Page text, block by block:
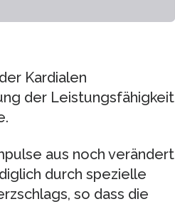
Kardialen
der Leistungsfähigkeit
aus noch verändert
durch spezielle
so dass die